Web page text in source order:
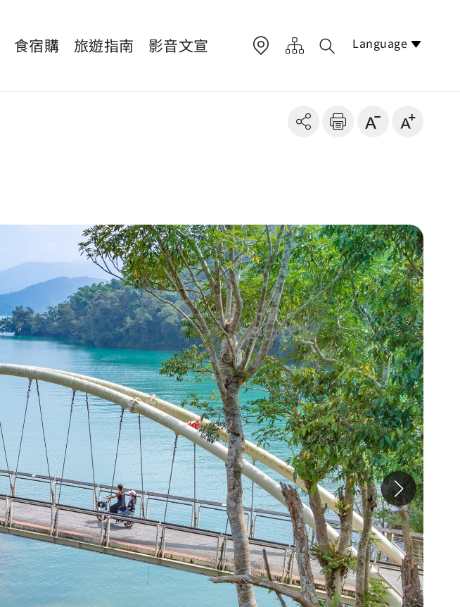
食宿購 旅遊指南 影音文宣 Language